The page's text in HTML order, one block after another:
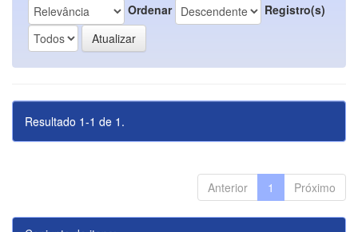
Ordenar
Registro(s)
Resultado 1-1 de 1.
Anterior 1 Próximo